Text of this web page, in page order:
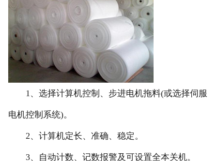
1、选择计算机控制、步进电机拖料(或选择伺服
电机控制系统)。
2、计算机定长、准确、稳定。
3、自动计数、记数报警及可设置全本关机。